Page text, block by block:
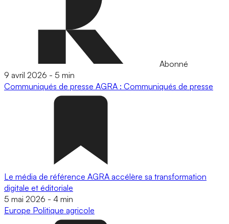
Abonné
9 avril 2026 - 5 min
Communiqués de presse AGRA : Communiqués de presse
Le média de référence AGRA accélère sa transformation
digitale et éditoriale
5 mai 2026 - 4 min
Europe Politique agricole